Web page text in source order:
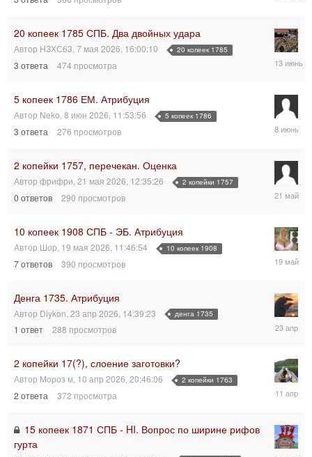
15:56:36
20 копеек 1785 СПБ. Два двойных удара
Автор НЗХС63 7 мая 2026, 16:00:10 20 копеек 1785
3 ответа 474 просмотра
13
10:30:26
5 копеек 1786 ЕМ. Атрибуция
Автор Neko 8 июн 2026, 11:53:56 5 копеек 1786
3 ответа 276 просмотров
8
16:42:09
2 копейки 1757, перечекан. Оценка
Автор фрифри 21 мая 2026, 12:35:26 2 копейки 1757
0 ответов 290 просмотров
21
12:35:26
10 копеек 1908 СПБ - ЭБ. Атрибуция
Автор Шор 19 мая 2026, 11:46:54 10 копеек 1908
7ответов 390 просмотров
19
17:56:44
Денга 1735. Атрибуция
Автор Diykon 23 апр 2026, 14:39:23 денга 1735
1 ответ 288 просмотров
23
15:14:23
2 копейки 17(?), слоение заготовки?
Автор Мороз м, 10 апр 2026, 20:46:06 2 копейки 1763
2 ответа 372 просмотра
11
04:58:28
15 копеек 1871 СПБ - HI. Вопрос по ширине рифов
гурта